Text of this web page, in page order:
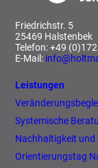
Fried­richstr. 5
25469 Halstenbek
Telefon: +49
E-Mail:
Leistungen
Systemische
Nachhaltigkeit und
Orientierungstag